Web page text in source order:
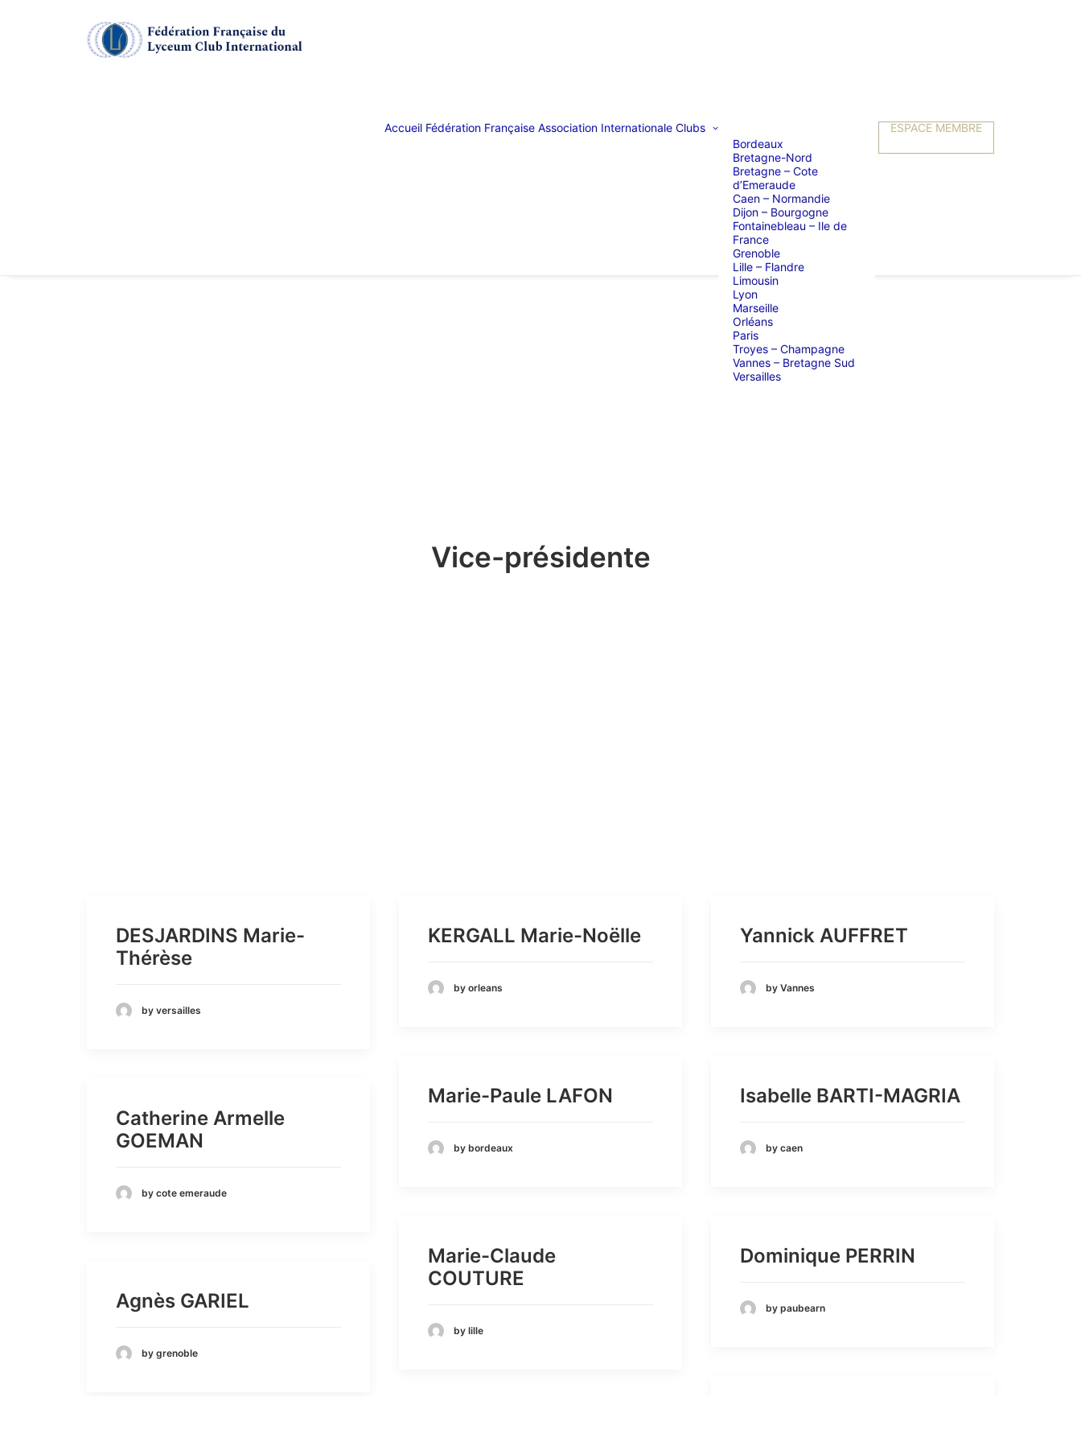
Accueil Fédération Française Association Internationale Clubs
Bordeaux
Bretagne-Nord
Bretagne – Cote
d’Emeraude
Caen – Normandie
Dijon – Bourgogne
Fontainebleau – Ile de
France
Grenoble
Lille – Flandre
Limousin
Lyon
Marseille
Orléans
Paris
Troyes – Champagne
Vannes – Bretagne Sud
Versailles
ESPACE MEMBRE
Vice-présidente
DESJARDINS Marie-
Thérèse
by versailles
KERGALL Marie-Noëlle
by orleans
Yannick AUFFRET
by Vannes
Marie-Paule LAFON
by bordeaux
Isabelle BARTI-MAGRIA
by caen
Catherine Armelle
GOEMAN
by cote emeraude
Marie-Claude
COUTURE
by lille
Dominique PERRIN
by paubearn
Agnès GARIEL
by grenoble